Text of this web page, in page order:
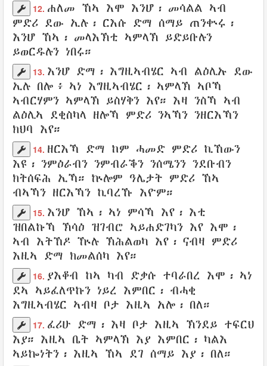
12. ሐለመ ኸኣ እሞ እንሆ፡ መሳልል ኣብ
ምድሪ ደው ኢሉ ፡ ርእሱ ድማ ሰማይ ጠንቍሩ ፡
እንሆ ኸኣ፡ መላእኽቲ ኣምላኽ ይድይቡሉን
ይወርዱሉን ነበሩ።
13. እንሆ ድማ፡ እግዚኣብሄር ኣብ ልዕሊኡ ደው
ኢሉ በሎ ፥ ኣነ እግዚኣብሄር ፡ ኣምላኽ ኣቦኻ
ኣብርሃምን ኣምላኽ ይስሃቅን እየ። እዛ ንስኻ ኣብ
ልዕሊኣ ደቂስካላ ዘሎኻ ምድሪ ንኣኻን ንዘርእኻን
ክህባ እየ።
14. ዘርእኻ ድማ ከም ሓመድ ምድሪ ኪኸውን
እዩ፡ ንምዕራብን ንምብራቕን ንሰሜንን ንደቡብን
ክትሰፍሕ ኢኻ። ኵሎም ዓሌታት ምድሪ ኸኣ
ብኣኻን ዘርእኻን ኪባረኹ እዮም።
15. እንሆ ኸኣ፡ ኣነ ምሳኻ እየ፡ እቲ
ዝበልኩኻ ኽሳዕ ዝገብሮ ኣይሐድገካን እየ እሞ፡
ኣብ እትኸዶ ዅሉ ኽሕልወካ እየ፡ ናብዛ ምድሪ
እዚኣ ድማ ክመልሰካ እየ።
16. ያእቆብ ከኣ ካብ ድቃሱ ተባራበረ እሞ፡ ኣነ
ደኣ ኣይፈለጥኩን ነይረ እምበር፡ ብሓቂ
እግዚኣብሄር ኣብዛ ቦታ እዚኣ አሎ ፡ በለ።
17. ፈሪሁ ድማ፡ እዛ ቦታ እዚኣ ኽንደይ ተፍርህ
እያ። እዚኣ ቤት ኣምላኽ እያ እምበር፡ ካልእ
ኣይኰነትን፡ እዚኣ ኸኣ ደገ ሰማይ እያ፡ በለ።